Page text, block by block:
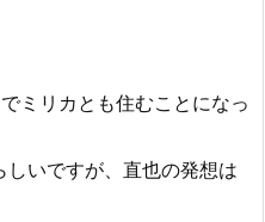
ミリカとも住むことになっ
しいですが、直也の発想は